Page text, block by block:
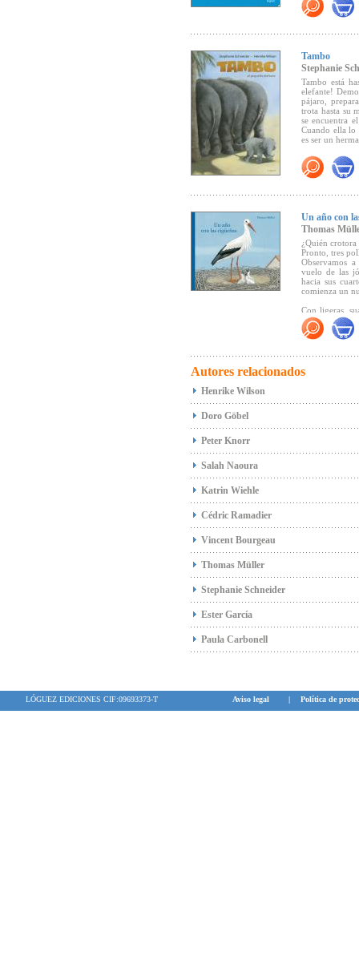
"... Con sus
y su cadena
muchas
"El libro
pequeños
Boolino ).
Tambo
Stephanie
Tambo está
elefante!
pájaro,
trota hasta su
se encuentra
Cuando ella lo
es ser un
"Las
continúe, más
placer
alemán GEW-
"El mensaje
enternecedor" (
Un año con
Thomas
¿Quién crotora
Pronto, tres
Observamos
vuelo de las
hacia sus
comienza un
Con ligeras,
queridas aves
dirige y muy
Autores relacionados
Henrike Wilson
Doro Göbel
Peter Knorr
Salah Naoura
Katrin Wiehle
Cédric Ramadier
Vincent Bourgeau
Thomas Müller
Stephanie Schneider
Ester García
Paula Carbonell
LÓGUEZ EDICIONES CIF:09693373-T Aviso legal | Política de